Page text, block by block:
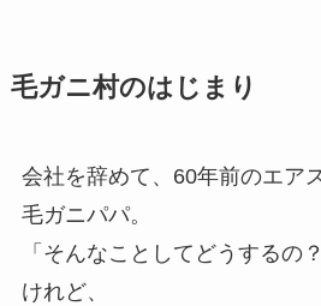
毛ガニ村のはじまり
会社を辞めて、60年前のエア
毛ガニパパ。
「そんなことしてどうするの
けれど、